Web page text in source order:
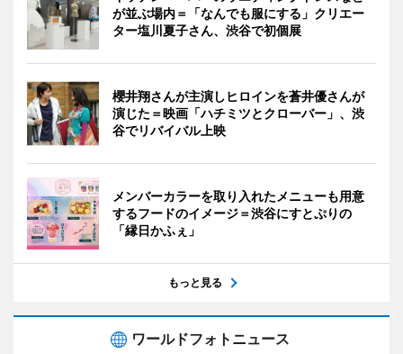
が並ぶ場内＝「なんでも服にする」クリエー
ター塩川夏子さん、渋谷で初個展
櫻井翔さんが主演しヒロインを蒼井優さんが
演じた＝映画「ハチミツとクローバー」、渋
谷でリバイバル上映
メンバーカラーを取り入れたメニューも用意
するフードのイメージ＝渋谷にすとぷりの
「縁日かふぇ」
もっと見る
ワールドフォトニュース